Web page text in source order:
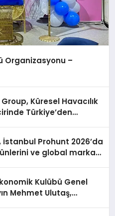
Organizasyonu –
Küresel Havacılık
Türkiye’den
İstanbul Prohunt 2026’da
ve global marka
Kulübü Genel
Mehmet Ulutaş,